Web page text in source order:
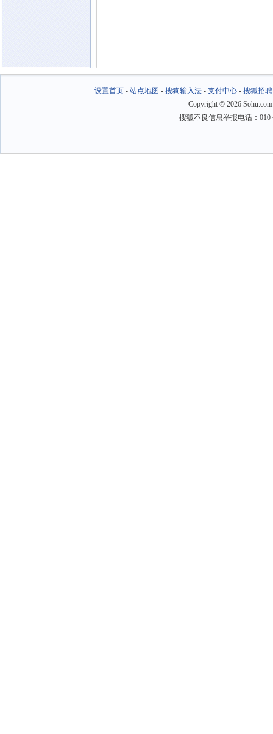
设置首页- 站点地图 - 搜狗输入法- 支付中心- 搜狐招聘
Copyright © 2026
搜狐不良信息举报电话：010